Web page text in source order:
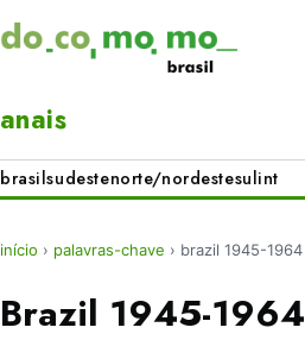
anais
brasilsudestenorte/nordestesulint
início › palavras-chave › brazil 1945-1964
Brazil 1945-1964